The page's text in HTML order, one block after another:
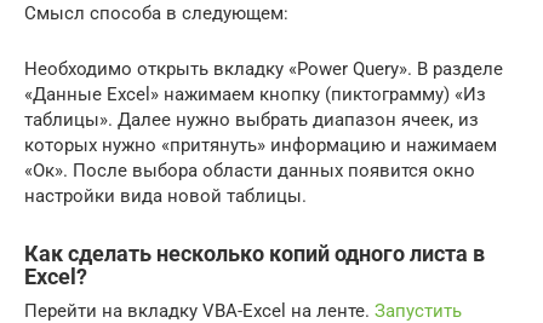
Смысл способа в следующем:
Необходимо открыть вкладку «Power Query». В разделе
«Данные Excel» нажимаем кнопку (пиктограмму) «Из
таблицы». Далее нужно выбрать диапазон ячеек, из
которых нужно «притянуть» информацию и нажимаем
«Ок». После выбора области данных появится окно
настройки вида новой таблицы.
Как сделать несколько копий одного листа в
Excel?
Перейти на вкладку VBA-Excel на ленте. Запустить